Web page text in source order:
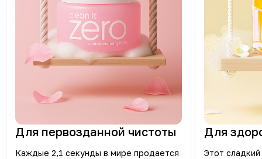
Для первозданной чистоты
Каждые 2,1 секунды в мире продается
Для
Этот